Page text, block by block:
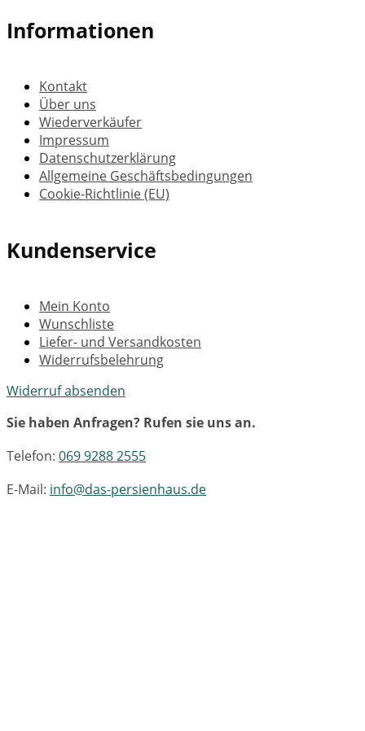
Informationen
Kontakt
Über uns
Wiederverkäufer
Impressum
Datenschutzerklärung
Allgemeine Geschäftsbedingungen
Cookie-Richtlinie (EU)
Kundenservice
Mein Konto
Wunschliste
Liefer- und Versandkosten
Widerrufsbelehrung
Widerruf absenden
Sie haben Anfragen? Rufen sie uns an.
Telefon: 069 9288 2555
E-Mail: info@das-persienhaus.de